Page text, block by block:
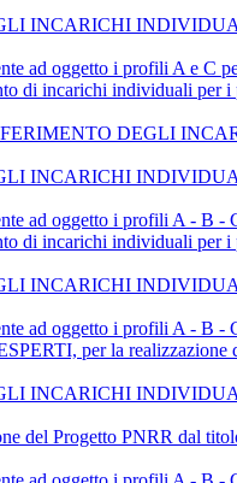
INCARICHI
ad oggetto i profili A e C
incarichi individuali per i
DEGLI
INCARICHI
ad oggetto i profili A - B -
incarichi individuali per i
INCARICHI
ad oggetto i profili A - B -
per la realizzazione
INCARICHI
Progetto PNRR dal